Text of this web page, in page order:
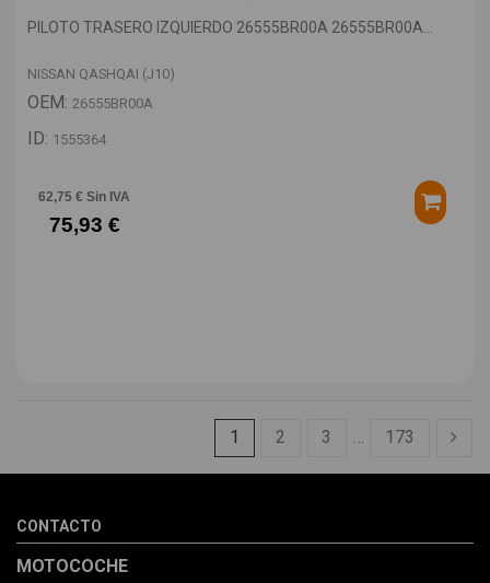
PILOTO TRASERO IZQUIERDO 26555BR00A 26555BR00A...
NISSAN QASHQAI (J10)
OEM: 26555BR00A
ID: 1555364
62,75 € Sin IVA
75,93 €
1 2 3 … 173
CONTACTO
MOTOCOCHE